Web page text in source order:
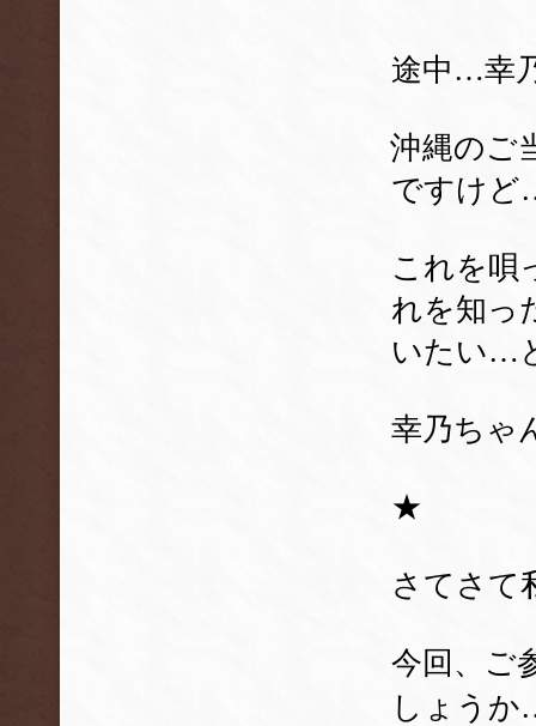
途中…幸
沖縄のご
ですけ
これを唄
れを知っ
いたい…
幸乃ちゃ
★
さてさて
今回、ご
しょう